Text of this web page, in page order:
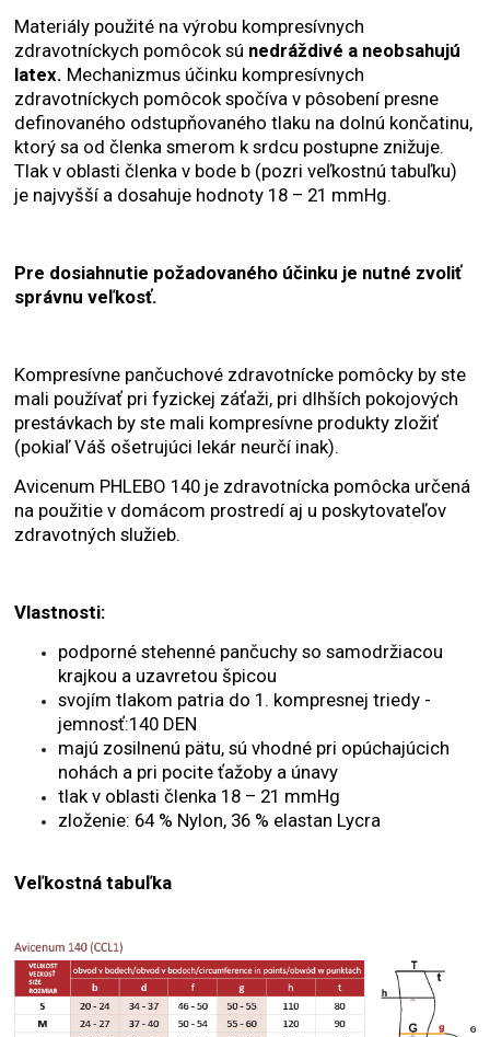
Materiály použité na výrobu kompresívnych
zdravotníckych pomôcok sú nedráždivé a neobsahujú
latex. Mechanizmus účinku kompresívnych
zdravotníckych pomôcok spočíva v pôsobení presne
definovaného odstupňovaného tlaku na dolnú končatinu,
ktorý sa od členka smerom k srdcu postupne znižuje.
Tlak v oblasti členka v bode b (pozri veľkostnú tabuľku)
je najvyšší a dosahuje hodnoty 18 – 21 mmHg.
Pre dosiahnutie požadovaného účinku je nutné zvoliť
správnu veľkosť.
Kompresívne pančuchové zdravotnícke pomôcky by ste
mali používať pri fyzickej záťaži, pri dlhších pokojových
prestávkach by ste mali kompresívne produkty zložiť
(pokiaľ Váš ošetrujúci lekár neurčí inak).
Avicenum PHLEBO 140 je zdravotnícka pomôcka určená
na použitie v domácom prostredí aj u poskytovateľov
zdravotných služieb.
Vlastnosti:
podporné stehenné pančuchy so samodržiacou
krajkou a uzavretou špicou
svojím tlakom patria do 1. kompresnej triedy -
jemnosť:140 DEN
majú zosilnenú pätu, sú vhodné pri opúchajúcich
nohách a pri pocite ťažoby a únavy
tlak v oblasti členka 18 – 21 mmHg
zloženie: 64 % Nylon, 36 % elastan Lycra
Veľkostná tabuľka